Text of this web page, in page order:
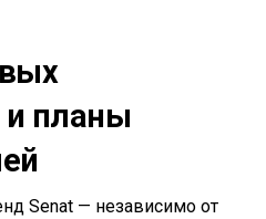
и планы
Senat — независимо от